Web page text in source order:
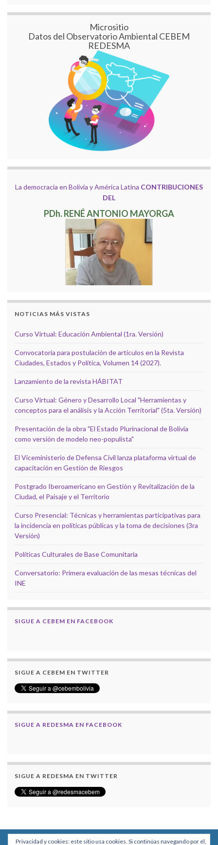
Micrositio
Datos del Observatorio Ambiental CEBEM
REDESMA
La democracia en Bolivia y América Latina CONTRIBUCIONES
DEL
PDh. RENÉ ANTONIO MAYORGA
NOTICIAS MÁS VISTAS
Curso Virtual: Educación Ambiental (1ra. Versión)
Convocatoria para postulación de artículos en la Revista
Ciudades, Estados y Política, Volumen 14 (2027).
Lanzamiento de la revista HÁBITAT
Curso Virtual: Género y Desarrollo Local "Herramientas y
conceptos para el análisis y la Acción Territorial" (5ta. Versión)
Presentación de la obra "El Estado Plurinacional de Bolivia
como versión de modelo neo-populista"
El Viceministerio de Defensa Civil lanza plataforma virtual de
capacitación en Gestión de Riesgos
Postgrado Iberoamericano en Gestión y Revitalización de la
Ciudad, el Paisaje y el Territorio
Curso Presencial: Técnicas y herramientas participativas para
la incidencia en políticas públicas y la toma de decisiones (3ra
Versión)
Políticas Culturales de Base Comunitaria
Conversatorio: Primera evaluación de las mesas técnicas del
INE
SIGUE A CEBEM EN FACEBOOK
SIGUE A CEBEM EN TWITTER
SIGUE A REDESMA EN FACEBOOK
SIGUE A REDESMA EN TWITTER
Privacidad y cookies: este sitio usa cookies. Si continúas navegando por él,